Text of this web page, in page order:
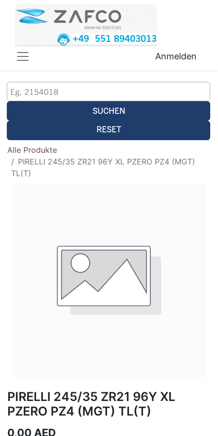
+49 551 89403013
Anmelden
SUCHEN
RESET
Alle Produkte
PIRELLI 245/35 ZR21 96Y XL PZERO PZ4 (MGT)
TL(T)
PIRELLI 245/35 ZR21 96Y XL
PZERO PZ4 (MGT) TL(T)
0,00 AED